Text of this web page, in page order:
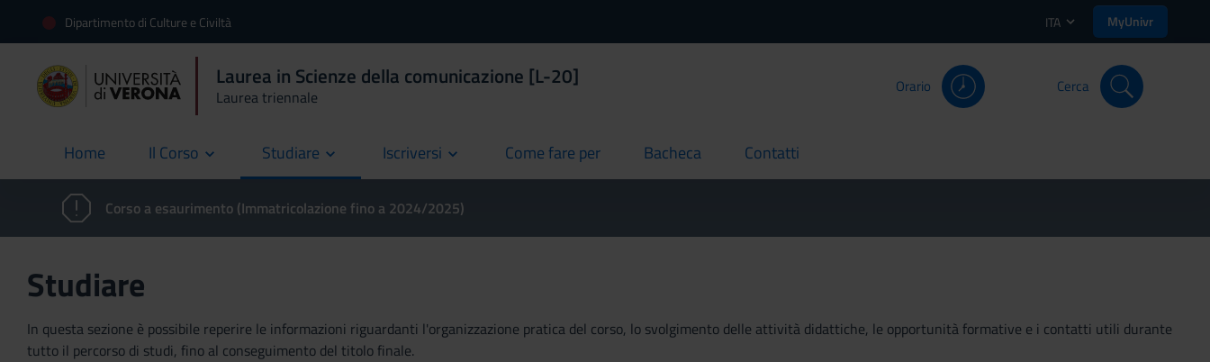
Dipartimento di Culture e Civiltà ITA MyUnivr
Laurea in Scienze della comunicazione [L-20]
Laurea triennale
Orario Cerca
Home
current Il Corso Studiare Iscriversi Come fare per
current Bacheca
current Contatti
current
Corso a esaurimento (Immatricolazione fino a 2024/2025)
Studiare
In questa sezione è possibile reperire le informazioni riguardanti l'organizzazione pratica del corso, lo svolgimento delle attività didattiche, le opportunità formative e i contatti utili durante
tutto il percorso di studi, fino al conseguimento del titolo finale.